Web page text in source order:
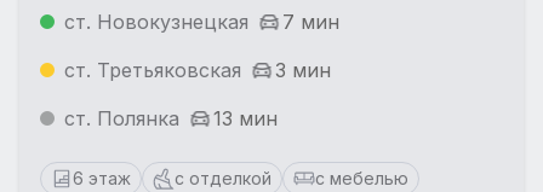
ст. Новокузнецкая
7 мин
ст. Третьяковская
3 мин
ст. Полянка
13 мин
6 этаж с отделкой
с мебелью